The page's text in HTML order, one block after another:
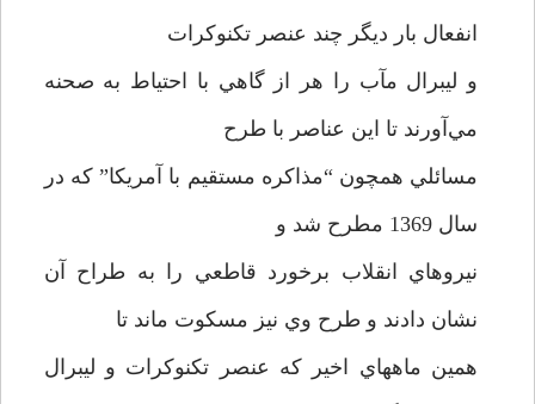
انفعال بار ديگر چند عنصر تكنوكرات
و ليبرال مآب را هر از گاهي با احتياط به صحنه
مي‌آورند تا اين عناصر با طرح
مسائلي همچون “مذاكره مستقيم با آمريكا” كه در
سال 1369 مطرح شد و
نيروهاي انقلاب برخورد قاطعي را به طراح آن
نشان دادند و طرح وي نيز مسكوت ماند تا
همين ماههاي اخير كه عنصر تكنوكرات و ليبرال